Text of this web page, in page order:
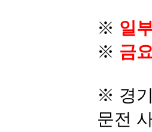
※ 일
※ 금
※ 경
문전